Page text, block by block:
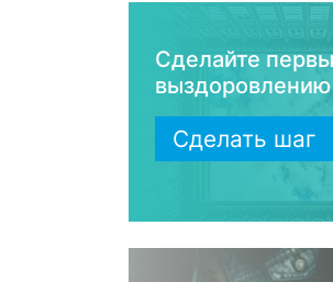
Сделайте
выздоровлению
Сделать шаг